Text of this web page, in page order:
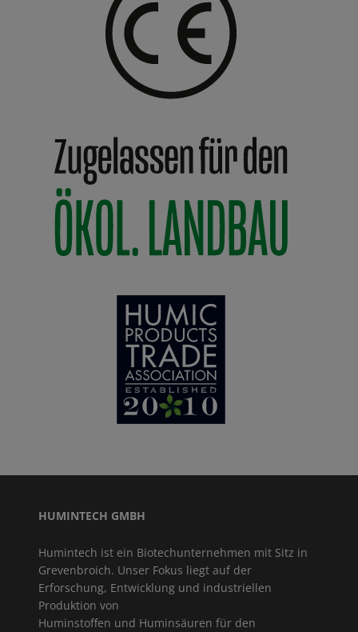
HUMINTECH GMBH
Humintech ist ein Biotechunternehmen mit Sitz in
Grevenbroich. Unser Fokus liegt auf der
Erforschung, Entwicklung und industriellen
Produktion von
Huminstoffen und Huminsäuren für den